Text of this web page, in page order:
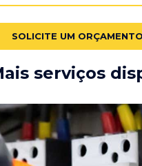
SOLICITE UM
serviços